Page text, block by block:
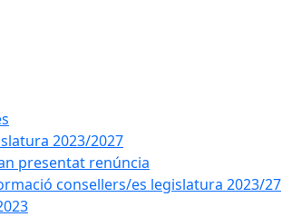
2023/2027
presentat renúncia
consellers/es legislatura 2023/27